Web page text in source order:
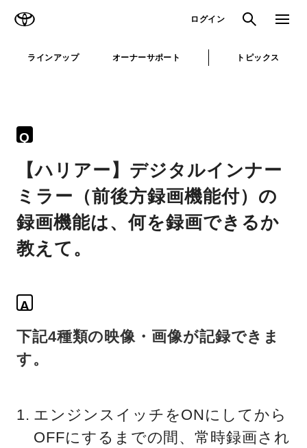
ログイン 検索 メニュ
ラインアップ オーナーサポート トピックス
Q
【ハリアー】デジタルインナー
ミラー（前後方録画機能付）の
録画機能は、何を録画できるか
教えて。
A
下記4種類の映像・画像が記録できま
す。
エンジンスイッチをONにしてから
OFFにするまでの間、常時録画され